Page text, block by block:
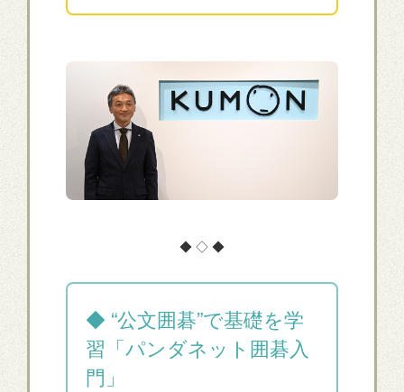
◆ ◇ ◆
◆ “公文囲碁”で基礎を学
習「パンダネット囲碁入
門」